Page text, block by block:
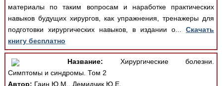
материалы по таким вопросам и наработке практических
навыков будущих хирургов, как упражнения, тренажеры для
подготовки хирургических навыков, в издании о...Скачать
книгу бесплатно
Название: Хирургические болезни.
Симптомы и синдромы. Том 2
Автор: Гаин Ю.М., Демидчик Ю.Е.